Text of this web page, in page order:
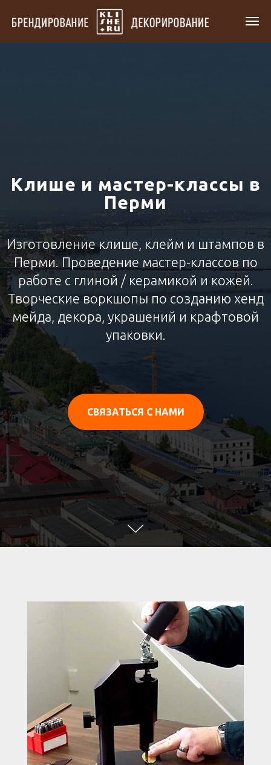
Клише и мастер-классы в
Перми
Изготовление клише, клейм и штампов в
Перми. Проведение мастер-классов по
работе с глиной / керамикой и кожей.
Творческие воркшопы по созданию хенд
мейда, декора, украшений и крафтовой
упаковки.
СВЯЗАТЬСЯ С НАМИ